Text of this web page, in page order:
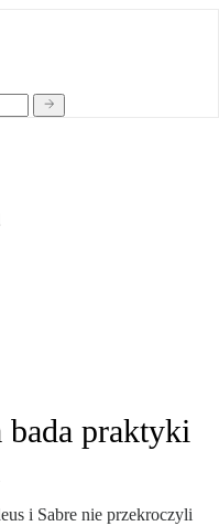
praktyki
i Sabre nie przekroczyli